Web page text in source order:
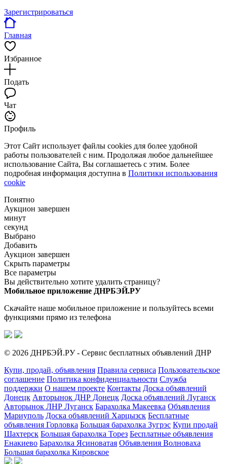
Зарегистрироваться
Главная
Избранное
Подать
Чат
Профиль
Этот Сайт использует файлы cookies для более удобной
работы пользователей с ним. Продолжая любое дальнейшее
использование Сайта, Вы соглашаетесь с этим. Более
подробная информация доступна в Политики использования
cookie
Понятно
Аукцион завершен
минут
секунд
Выбрано
Добавить
Аукцион завершен
Скрыть параметры
Все параметры
Вы действительно хотите удалить страницу?
Мобильное приложение ДНРБЭЙ.РУ
Скачайте наше мобильное приложение и пользуйтесь всеми
функциями прямо из телефона
© 2026 ДНРБЭЙ.РУ - Сервис бесплатных объявлений ДНР
Купи, продай, объявления Правила сервиса Пользовательское
соглашение Политика конфиденциальности Служба
поддержки О нашем проекте Контакты Доска объявлений
Донецк Авторынок ДНР Донецк Доска объявлений Луганск
Авторынок ЛНР Луганск Барахолка Макеевка Объявления
Мариуполь Доска объявлений Харцызск Бесплатные
объявления Горловка Большая барахолка Зугрэс Купи продай
Шахтерск Большая барахолка Торез Бесплатные объявления
Енакиево Барахолка Ясиноватая Объявления Волноваха
Большая барахолка Кировское